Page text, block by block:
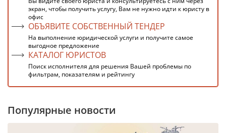
экран, чтобы получить услугу, Вам не нужно идти к юристу в
офис
ОБЪЯВИТЕ СОБСТВЕННЫЙ ТЕНДЕР
На выполнение юридической услуги и получите самое
выгодное предложение
КАТАЛОГ ЮРИСТОВ
Поиск исполнителя для решения Вашей проблемы по
фильтрам, показателям и рейтингу
Популярные новости